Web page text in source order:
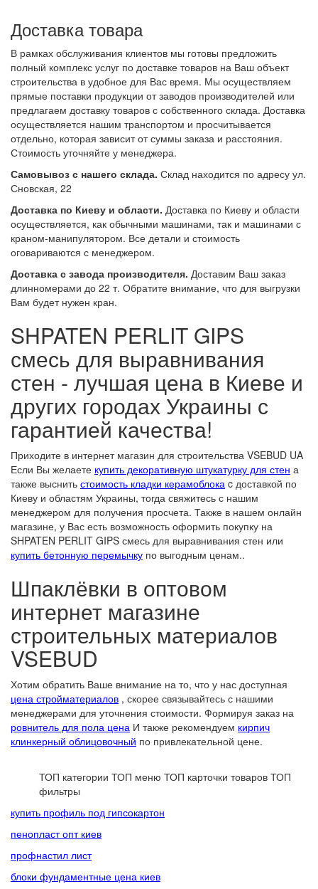
Доставка товара
В рамках обслуживания клиентов мы готовы предложить
полный комплекс услуг по доставке товаров на Ваш объект
строительства в удобное для Вас время. Мы осуществляем
прямые поставки продукции от заводов производителей или
предлагаем доставку товаров с собственного склада. Доставка
осуществляется нашим транспортом и просчитывается
отдельно, которая зависит от суммы заказа и расстояния.
Стоимость уточняйте у менеджера.
Самовывоз с нашего склада. Склад находится по адресу ул.
Сновская, 22
Доставка по Киеву и области. Доставка по Киеву и области
осуществляется, как обычными машинами, так и машинами с
краном-манипулятором. Все детали и стоимость
оговариваются с менеджером.
Доставка с завода производителя. Доставим Ваш заказ
длинномерами до 22 т. Обратите внимание, что для выгрузки
Вам будет нужен кран.
SHPATEN PERLIT GIPS
смесь для выравнивания
стен - лучшая цена в Киеве и
других городах Украины с
гарантией качества!
Приходите в интернет магазин для строительства VSEBUD UA
Если Вы желаете купить декоративную штукатурку для стен а
также выснить стоимость кладки керамоблока c доставкой по
Киеву и областям Украины, тогда свяжитесь с нашим
менеджером для получения просчета. Также в нашем онлайн
магазине, у Вас есть возможность оформить покупку на
SHPATEN PERLIT GIPS смесь для выравнивания стен или
купить бетонную перемычку по выгодным ценам..
Шпаклёвки в оптовом
интернет магазине
строительных материалов
VSEBUD
Хотим обратить Ваше внимание на то, что у нас доступная
цена стройматериалов , скорее связывайтесь с нашими
менеджерами для уточнения стоимости. Формируя заказ на
ровнитель для пола цена И также рекомендуем кирпич
клинкерный облицовочный по привлекательной цене.
ТОП категории ТОП меню ТОП карточки товаров ТОП
фильтры
купить профиль под гипсокартон
пенопласт опт киев
профнастил лист
блоки фундаментные цена киев